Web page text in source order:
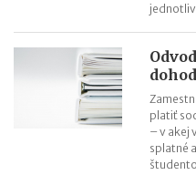
platiť
– v akej
splatné